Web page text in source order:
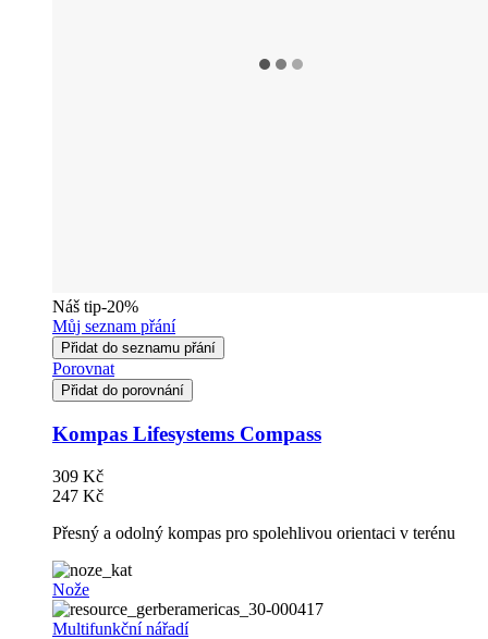
Náš tip-20%
Můj seznam přání
Přidat do seznamu přání
Porovnat
Přidat do porovnání
Kompas Lifesystems Compass
309 Kč
247 Kč
Přesný a odolný kompas pro spolehlivou orientaci v terénu
Nože
Multifunkční nářadí